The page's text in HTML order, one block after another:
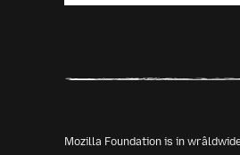
Mozilla Foundation is in